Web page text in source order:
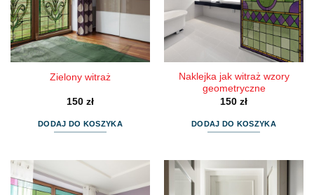
Zielony witraż
150 zł
DODAJ DO KOSZYKA
Naklejka jak witraż wzory
geometryczne
150 zł
DODAJ DO KOSZYKA